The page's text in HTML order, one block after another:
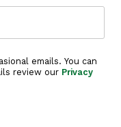
emails. You can
review our Privacy